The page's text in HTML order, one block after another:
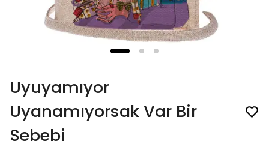
Uyuyamıyor
Uyanamıyorsak Var Bir
Sebebi